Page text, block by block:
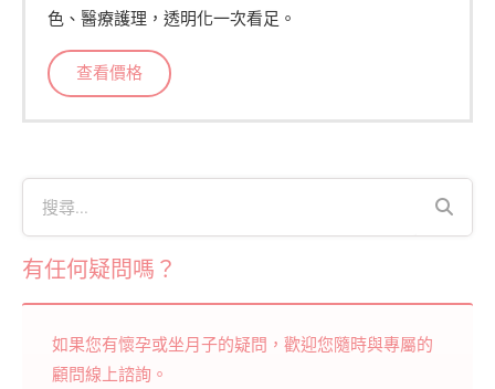
色、醫療護理，透明化一次看足。
查看價格
有任何疑問嗎？
如果您有懷孕或坐月子的疑問，歡迎您隨時與專屬的
顧問線上諮詢。